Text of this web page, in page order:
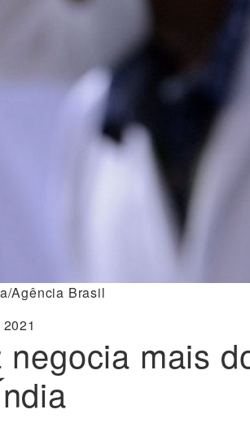
Agência Brasil
negocia mais